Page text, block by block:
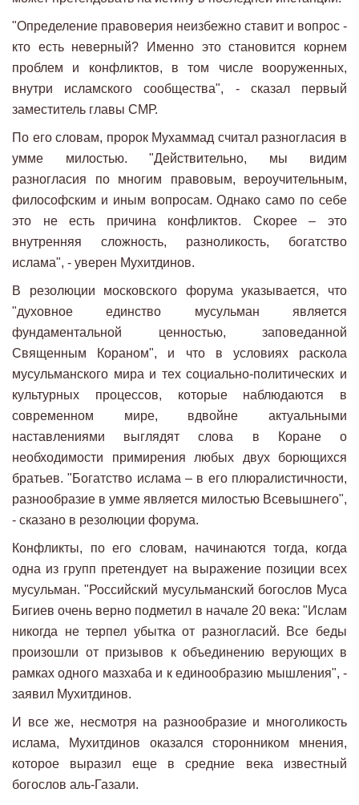
"Определение правоверия неизбежно ставит и вопрос -
кто есть неверный? Именно это становится корнем
проблем и конфликтов, в том числе вооруженных,
внутри исламского сообщества", - сказал первый
заместитель главы СМР.
По его словам, пророк Мухаммад считал разногласия в
умме милостью. "Действительно, мы видим
разногласия по многим правовым, вероучительным,
философским и иным вопросам. Однако само по себе
это не есть причина конфликтов. Скорее – это
внутренняя сложность, разноликость, богатство
ислама", - уверен Мухитдинов.
В резолюции московского форума указывается, что
"духовное единство мусульман является
фундаментальной ценностью, заповеданной
Священным Кораном", и что в условиях раскола
мусульманского мира и тех социально-политических и
культурных процессов, которые наблюдаются в
современном мире, вдвойне актуальными
наставлениями выглядят слова в Коране о
необходимости примирения любых двух борющихся
братьев. "Богатство ислама – в его плюралистичности,
разнообразие в умме является милостью Всевышнего",
- сказано в резолюции форума.
Конфликты, по его словам, начинаются тогда, когда
одна из групп претендует на выражение позиции всех
мусульман. "Российский мусульманский богослов Муса
Бигиев очень верно подметил в начале 20 века: "Ислам
никогда не терпел убытка от разногласий. Все беды
произошли от призывов к объединению верующих в
рамках одного мазхаба и к единообразию мышления", -
заявил Мухитдинов.
И все же, несмотря на разнообразие и многоликость
ислама, Мухитдинов оказался сторонником мнения,
которое выразил еще в средние века известный
богослов аль-Газали.